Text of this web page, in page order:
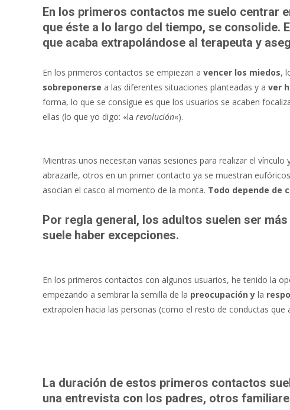
En los primeros contactos me suelo centrar
que éste a lo largo del tiempo, se consolide.
que acaba extrapolándose al terapeuta y
En los primeros contactos se empiezan a vencer los miedos,
sobreponerse a las diferentes situaciones planteadas y a ver
forma, lo que se consigue es que los usuarios se acaben
ellas (lo que yo digo: «la revolución«).
Mientras unos necesitan varias sesiones para realizar el
abrazarle, otros en un primer contacto ya se muestran
asocian el casco al momento de la monta. Todo depende de
Por regla general, los adultos suelen ser
suele haber excepciones.
En los primeros contactos con algunos usuarios, he tenido la
empezando a sembrar la semilla de la preocupación y la
extrapolen hacia las personas (como el resto de conductas que
La duración de estos primeros contactos
una entrevista con los padres, otros